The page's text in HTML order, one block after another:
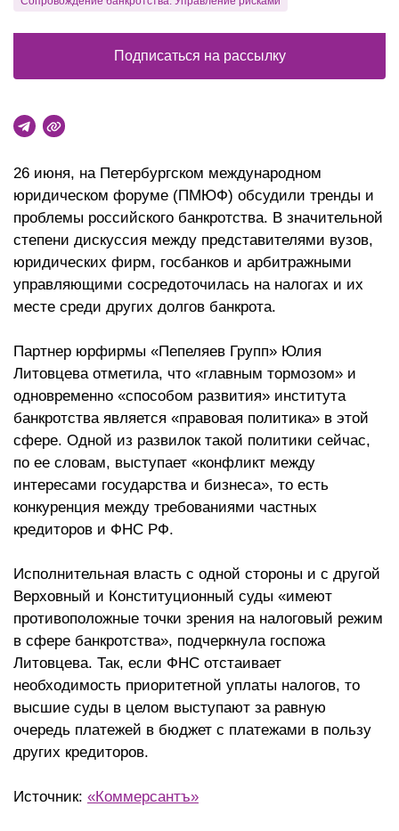
26 июня, на Петербургском международном
юридическом форуме (ПМЮФ) обсудили тренды и
проблемы российского банкротства. В значительной
степени дискуссия между представителями вузов,
юридических фирм, госбанков и арбитражными
управляющими сосредоточилась на налогах и их
месте среди других долгов банкрота.
Партнер юрфирмы «Пепеляев Групп» Юлия
Литовцева отметила, что «главным тормозом» и
одновременно «способом развития» института
банкротства является «правовая политика» в этой
сфере. Одной из развилок такой политики сейчас,
по ее словам, выступает «конфликт между
интересами государства и бизнеса», то есть
конкуренция между требованиями частных
кредиторов и ФНС РФ.
Исполнительная власть с одной стороны и с другой
Верховный и Конституционный суды «имеют
противоположные точки зрения на налоговый режим
в сфере банкротства», подчеркнула госпожа
Литовцева. Так, если ФНС отстаивает
необходимость приоритетной уплаты налогов, то
высшие суды в целом выступают за равную
очередь платежей в бюджет с платежами в пользу
других кредиторов.
Источник: «Коммерсантъ»
Подписаться на рассылку